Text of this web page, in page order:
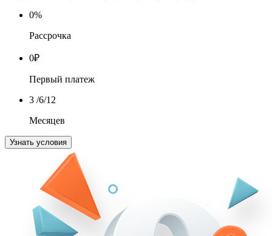
0%
Рассрочка
0₽
Первый платеж
3 /6/12
Месяцев
Узнать условия